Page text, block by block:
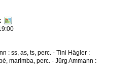
: ss, as, ts, perc. - Tini Hägler :
marimba, perc. - Jürg Ammann :